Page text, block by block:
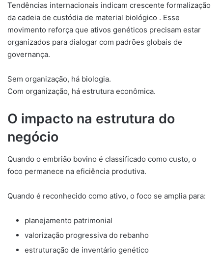
Tendências internacionais indicam crescente formalização
da cadeia de custódia de material biológico . Esse
movimento reforça que ativos genéticos precisam estar
organizados para dialogar com padrões globais de
governança.
Sem organização, há biologia.
Com organização, há estrutura econômica.
O impacto na estrutura do
negócio
Quando o embrião bovino é classificado como custo, o
foco permanece na eficiência produtiva.
Quando é reconhecido como ativo, o foco se amplia para:
planejamento patrimonial
valorização progressiva do rebanho
estruturação de inventário genético